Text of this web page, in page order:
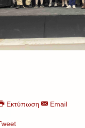
Εκτύπωση Email